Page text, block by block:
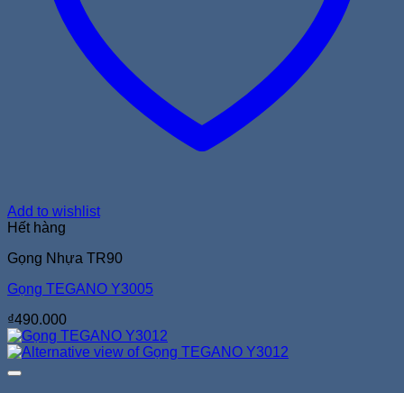
Add to wishlist
Hết hàng
Gọng Nhựa TR90
Gọng TEGANO Y3005
₫490.000